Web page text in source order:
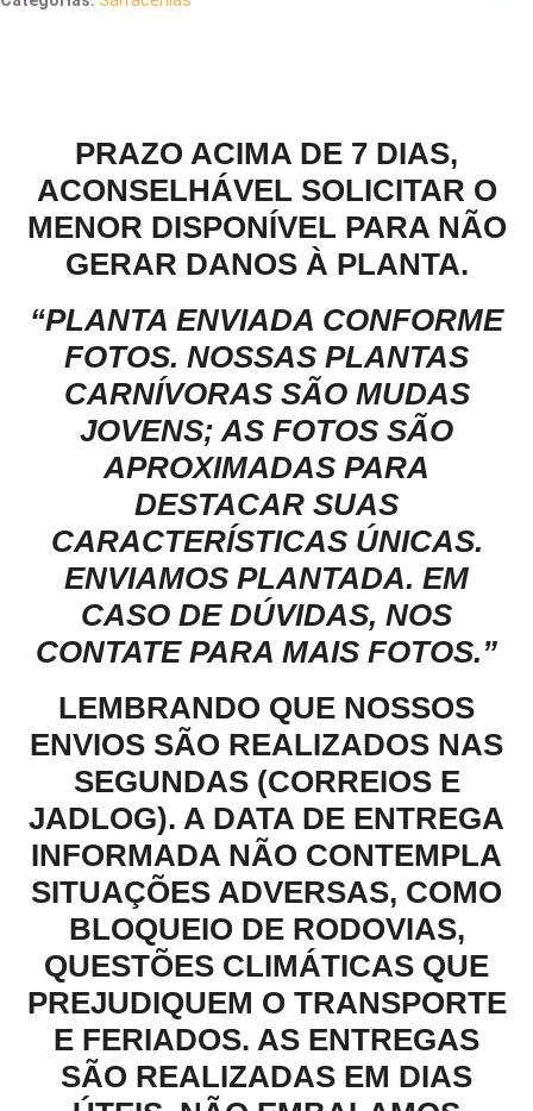
PRAZO ACIMA DE 7 DIAS,
ACONSELHÁVEL SOLICITAR O
MENOR DISPONÍVEL PARA NÃO
GERAR DANOS À PLANTA.
“PLANTA ENVIADA CONFORME
FOTOS. NOSSAS PLANTAS
CARNÍVORAS SÃO MUDAS
JOVENS; AS FOTOS SÃO
APROXIMADAS PARA
DESTACAR SUAS
CARACTERÍSTICAS ÚNICAS.
ENVIAMOS PLANTADA. EM
CASO DE DÚVIDAS, NOS
CONTATE PARA MAIS FOTOS.”
LEMBRANDO QUE NOSSOS
ENVIOS SÃO REALIZADOS NAS
SEGUNDAS (CORREIOS E
JADLOG). A DATA DE ENTREGA
INFORMADA NÃO CONTEMPLA
SITUAÇÕES ADVERSAS, COMO
BLOQUEIO DE RODOVIAS,
QUESTÕES CLIMÁTICAS QUE
PREJUDIQUEM O TRANSPORTE
E FERIADOS. AS ENTREGAS
SÃO REALIZADAS EM DIAS